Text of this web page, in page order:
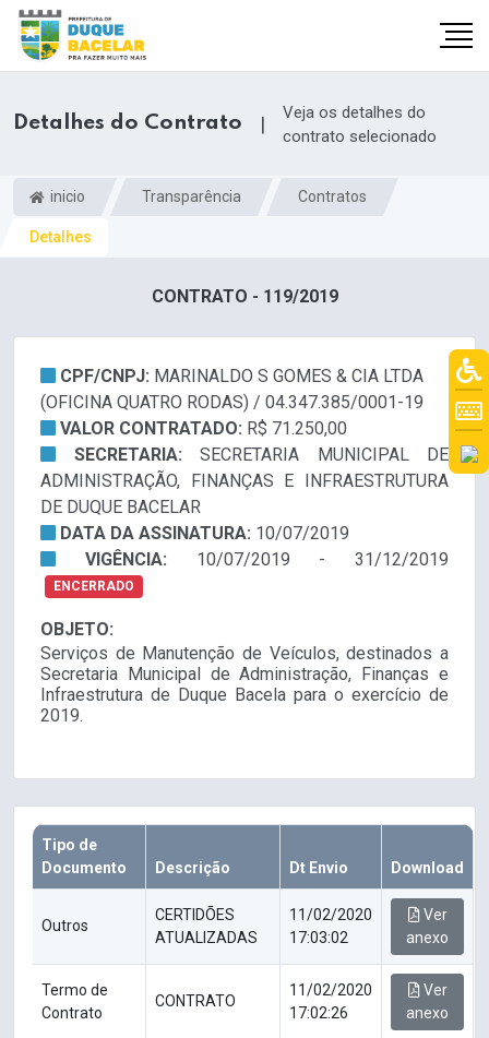
Detalhes do Contrato |
Veja os detalhes do
contrato selecionado
inicio Transparência Contratos
Detalhes
CONTRATO - 119/2019
CPF/CNPJ: MARINALDO S GOMES & CIA LTDA
(OFICINA QUATRO RODAS) / 04.347.385/0001-19
VALOR CONTRATADO: R$ 71.250,00
SECRETARIA: SECRETARIA MUNICIPAL DE
ADMINISTRAÇÃO, FINANÇAS E INFRAESTRUTURA
DE DUQUE BACELAR
DATA DA ASSINATURA: 10/07/2019
VIGÊNCIA: 10/07/2019 - 31/12/2019
ENCERRADO
OBJETO:
Serviços de Manutenção de Veículos, destinados a
Secretaria Municipal de Administração, Finanças e
Infraestrutura de Duque Bacela para o exercício de
2019.
Tipo de
Documento
Descrição Dt Envio Download
Outros
CERTIDÕES
ATUALIZADAS
11/02/2020
17:03:02
Ver
anexo
Termo de
Contrato
CONTRATO
11/02/2020
17:02:26
Ver
anexo